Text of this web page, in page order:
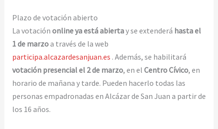
Plazo de votación abierto
La votación online ya está abiertay se extenderá hasta el
1 de marzoa través de la web
participa.alcazardesanjuan.es . Además, se habilitará
votación presencial el 2 de marzo, en el Centro Cívico, en
horario de mañana y tarde. Pueden hacerlo todas las
personas empadronadas en Alcázar de San Juan a partir de
los 16 años.